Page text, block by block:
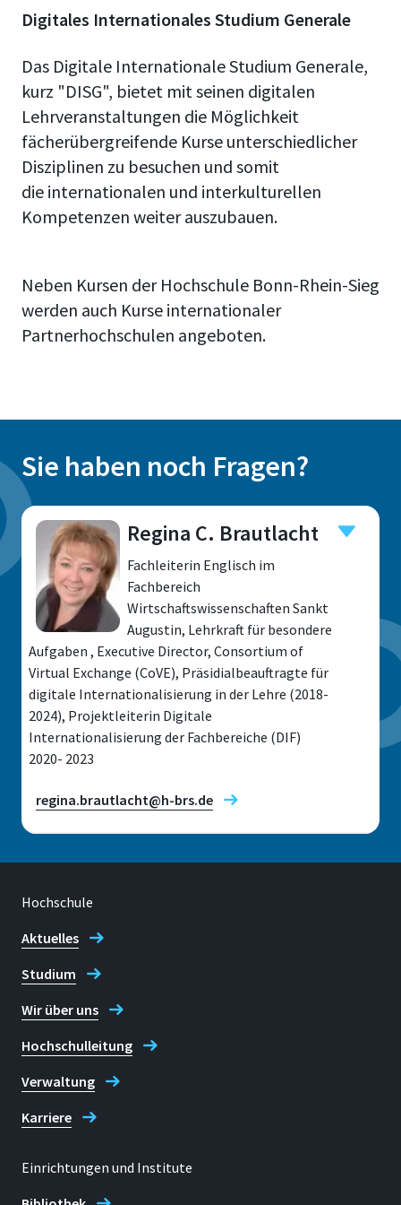
Digitales Internationales Studium Generale
Das Digitale Internationale Studium Generale,
kurz "DISG", bietet mit seinen digitalen
Lehrveranstaltungen die Möglichkeit
fächerübergreifende Kurse unterschiedlicher
Disziplinen zu besuchen und somit
die internationalen und interkulturellen
Kompetenzen weiter auszubauen.
Neben Kursen der Hochschule Bonn-Rhein-Sieg
werden auch Kurse internationaler
Partnerhochschulen angeboten.
Sie haben noch Fragen?
Regina C. Brautlacht
Fachleiterin Englisch im
Fachbereich
Wirtschaftswissenschaften Sankt
Augustin, Lehrkraft für besondere
Aufgaben , Executive Director, Consortium of
Virtual Exchange (CoVE), Präsidialbeauftragte für
digitale Internationalisierung in der Lehre (2018-
2024), Projektleiterin Digitale
Internationalisierung der Fachbereiche (DIF)
2020- 2023
regina.brautlacht@h-brs.de
Sprachenzentrum
Sankt Augustin
Raum
E 003
Grantham-Allee 20
Hochschule
Aktuelles
Studium
Wir über uns
Hochschulleitung
Verwaltung
Karriere
Einrichtungen und Institute